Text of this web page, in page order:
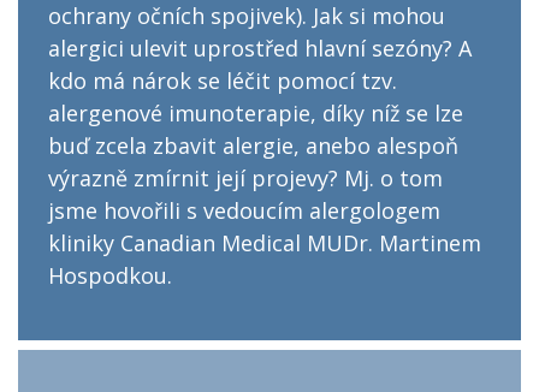
ochrany očních spojivek). Jak si mohou
alergici ulevit uprostřed hlavní sezóny? A
kdo má nárok se léčit pomocí tzv.
alergenové imunoterapie, díky níž se lze
buď zcela zbavit alergie, anebo alespoň
výrazně zmírnit její projevy? Mj. o tom
jsme hovořili s vedoucím alergologem
kliniky Canadian Medical MUDr. Martinem
Hospodkou.